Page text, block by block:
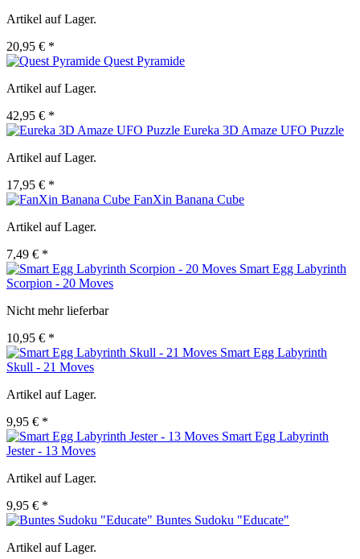
Artikel auf Lager.
20,95 € *
Quest Pyramide
Artikel auf Lager.
42,95 € *
Eureka 3D Amaze UFO Puzzle
Artikel auf Lager.
17,95 € *
FanXin Banana Cube
Artikel auf Lager.
7,49 € *
Smart Egg Labyrinth
Scorpion - 20 Moves
Nicht mehr lieferbar
10,95 € *
Smart Egg Labyrinth
Skull - 21 Moves
Artikel auf Lager.
9,95 € *
Smart Egg Labyrinth
Jester - 13 Moves
Artikel auf Lager.
9,95 € *
Buntes Sudoku "Educate"
Artikel auf Lager.